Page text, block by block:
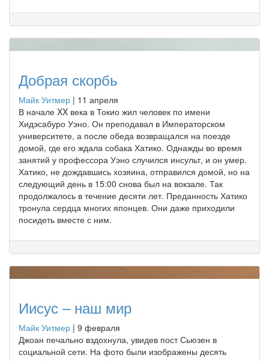
Добрая скорбь
Майк Уитмер | 11 апреля
В начале XX века в Токио жил человек по имени
Хидэсабуро Уэно. Он преподавал в Императорском
университете, а после обеда возвращался на поезде
домой, где его ждала собака Хатико. Однажды во время
занятий у профессора Уэно случился инсульт, и он умер.
Хатико, не дождавшись хозяина, отправился домой, но на
следующий день в 15:00 снова был на вокзале. Так
продолжалось в течение десяти лет. Преданность Хатико
тронула сердца многих японцев. Они даже приходили
посидеть вместе с ним.
Иисус – наш мир
Майк Уитмер | 9 февраля
Джоан печально вздохнула, увидев пост Сьюзен в
социальной сети. На фото были изображены десять